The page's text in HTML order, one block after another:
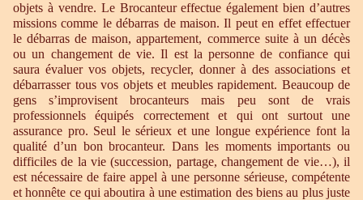
objets à vendre. Le Brocanteur effectue également bien d’autres
missions comme le débarras de maison. Il peut en effet effectuer
le débarras de maison, appartement, commerce suite à un décès
ou un changement de vie. Il est la personne de confiance qui
saura évaluer vos objets, recycler, donner à des associations et
débarrasser tous vos objets et meubles rapidement. Beaucoup de
gens s’improvisent brocanteurs mais peu sont de vrais
professionnels équipés correctement et qui ont surtout une
assurance pro. Seul le sérieux et une longue expérience font la
qualité d’un bon brocanteur. Dans les moments importants ou
difficiles de la vie (succession, partage, changement de vie…), il
est nécessaire de faire appel à une personne sérieuse, compétente
et honnête ce qui aboutira à une estimation des biens au plus juste